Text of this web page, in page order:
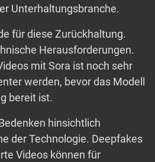
Unterhaltungsbranche.
für diese Zurückhaltung.
Herausforderungen.
mit Sora ist noch sehr
werden, bevor das Modell
bereit ist.
hinsichtlich
der Technologie. Deepfakes
Videos können für